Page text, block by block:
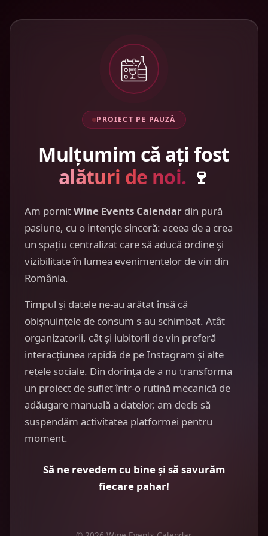
PROIECT PE PAUZĂ
Mulțumim că ați fost
alături de noi. 🍷
Am pornitWine Events Calendar din pură
pasiune, cu o intenție sinceră: aceea de a crea
un spațiu centralizat care să aducă ordine și
vizibilitate în lumea evenimentelor de vin din
România.
Timpul și datele ne-au arătat însă că
obișnuințele de consum s-au schimbat. Atât
organizatorii, cât și iubitorii de vin preferă
interacțiunea rapidă de pe Instagram și alte
rețele sociale. Din dorința de a nu transforma
un proiect de suflet într-o rutină mecanică de
adăugare manuală a datelor, am decis să
suspendăm activitatea platformei pentru
moment.
Să ne revedem cu bine și să savurăm
fiecare pahar!